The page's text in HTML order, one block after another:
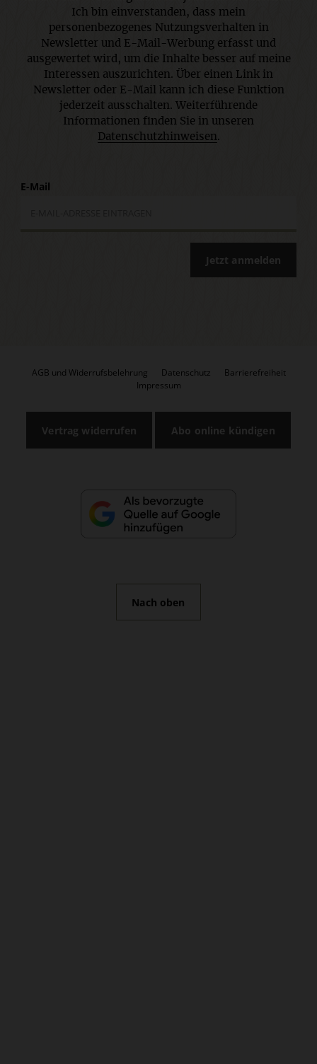
Ich bin einverstanden, dass mein
personenbezogenes Nutzungsverhalten in
Newsletter und E-Mail-Werbung erfasst und
ausgewertet wird, um die Inhalte besser auf meine
Interessen auszurichten. Über einen Link in
Newsletter oder E-Mail kann ich diese Funktion
jederzeit ausschalten. Weiterführende
Informationen finden Sie in unseren
Datenschutzhinweisen.
E-Mail
Jetzt anmelden
AGB und Widerrufsbelehrung Datenschutz
Barrierefreiheit
Impressum
Vertrag widerrufen Abo online kündigen
Nach oben